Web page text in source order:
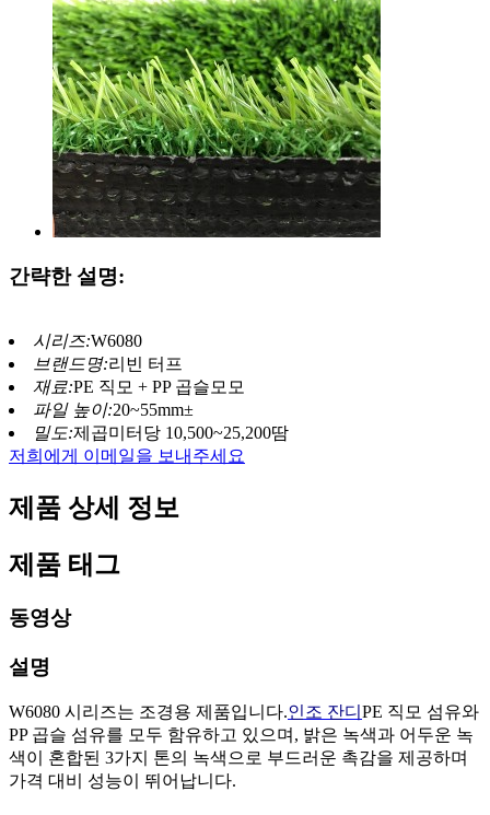
간략한 설명:
시리즈:W6080
브랜드명:리빈 터프
재료:PE 직모 + PP 곱슬모모
파일 높이:20~55mm±
밀도:제곱미터당 10,500~25,200땀
저희에게 이메일을 보내주세요
제품 상세 정보
제품 태그
동영상
설명
W6080 시리즈는 조경용 제품입니다.인조 잔디 PE 직모 섬유와
PP 곱슬 섬유를 모두 함유하고 있으며, 밝은 녹색과 어두운 녹
색이 혼합된 3가지 톤의 녹색으로 부드러운 촉감을 제공하며
가격 대비 성능이 뛰어납니다.